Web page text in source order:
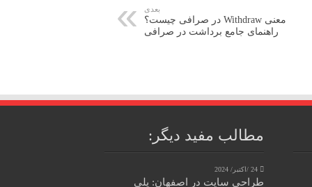
بعدی
معنی Withdraw در صرافی چیست؟
راهنمای جامع برداشت در صرافی
مطالب مفید دیگر:
24 /اکتبر/ 2024
طراحی سایت در اصفهان: پلی